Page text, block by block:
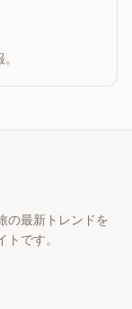
の最新トレンドを
です。